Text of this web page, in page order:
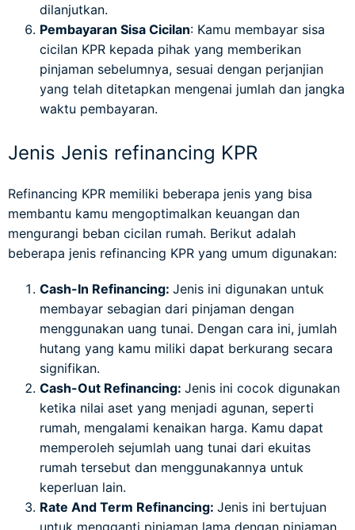
dilanjutkan.
Pembayaran Sisa Cicilan: Kamu membayar sisa
cicilan KPR kepada pihak yang memberikan
pinjaman sebelumnya, sesuai dengan perjanjian
yang telah ditetapkan mengenai jumlah dan jangka
waktu pembayaran.
Jenis Jenis refinancing KPR
Refinancing KPR memiliki beberapa jenis yang bisa
membantu kamu mengoptimalkan keuangan dan
mengurangi beban cicilan rumah. Berikut adalah
beberapa jenis refinancing KPR yang umum digunakan:
Cash-In Refinancing: Jenis ini digunakan untuk
membayar sebagian dari pinjaman dengan
menggunakan uang tunai. Dengan cara ini, jumlah
hutang yang kamu miliki dapat berkurang secara
signifikan.
Cash-Out Refinancing: Jenis ini cocok digunakan
ketika nilai aset yang menjadi agunan, seperti
rumah, mengalami kenaikan harga. Kamu dapat
memperoleh sejumlah uang tunai dari ekuitas
rumah tersebut dan menggunakannya untuk
keperluan lain.
Rate And Term Refinancing: Jenis ini bertujuan